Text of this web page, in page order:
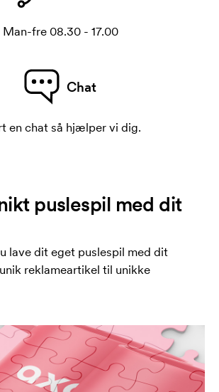
Man-fre 08.30 - 17.00
Chat
en chat så hjælper vi dig.
puslespil med dit
lave dit eget puslespil med dit
reklameartikel til unikke